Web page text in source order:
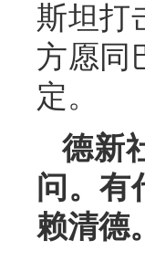
斯坦打
方愿同
定。
德新
问。有
赖清德